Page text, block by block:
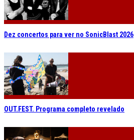
Dez concertos para ver no SonicBlast 2026
OUT.FEST. Programa completo revelado